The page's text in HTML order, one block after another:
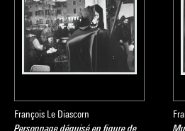
François Le Diascorn
Personnage déguisé en figure de